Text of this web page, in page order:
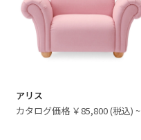
アリス
カタログ価格 ￥85,800 (税込) ~